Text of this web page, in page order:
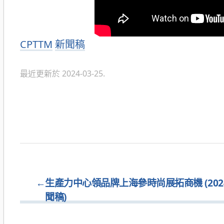
分
CPTTM 新聞稿
最近更新於 2024-03-25.
←生產力中心領品牌上海參時尚展拓商機
聞稿)